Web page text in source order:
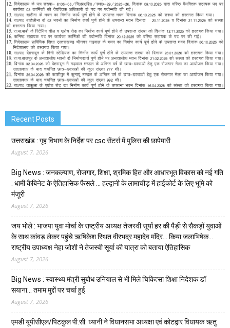
Recent Posts
उत्तराखंड : गृह विभाग के निर्देश पर csc सेंटर्स में पुलिस की छापेमारी
August 7, 2026
Big News : जनकल्याण, रोजगार, शिक्षा, श्रमिक हित और आधारभूत विकास को नई गति
: धामी कैबिनेट के ऐतिहासिक फैसले … हल्द्वानी के लामाचौड़ में हाईकोर्ट के लिए भूमि को
मंजूरी
August 7, 2026
जय भोले : भाजपा युवा मोर्चा के राष्ट्रीय अध्यक्ष तेजस्वी सूर्या हर की पैड़ी से सैकड़ों युवाओं
के साथ कांवड़ लेकर पहुंचे ऋषिकेश स्थित वीरभद्र महादेव मंदिर… किया जलाभिषेक…
राष्ट्रीय उपाध्यक्ष नेहा जोशी ने तेजस्वी सूर्या की यात्रा को बताया ऐतिहासिक
August 7, 2026
Big News : स्वास्थ्य मंत्री सुबोध उनियाल से भी मिले चिकित्सा शिक्षा निदेशक डॉ
सयाना… तमाम मुद्दों पर चर्चा हुई
August 7, 2026
एमडी यूपीसीएल/पिटकुल पी.सी. ध्यानी ने विधानसभा अध्यक्षा एवं कोटद्वार विधायक ऋतु